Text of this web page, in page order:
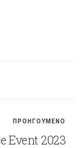
ΠΡΟΗΓΟΥΜΕΝΟ
Event 2023